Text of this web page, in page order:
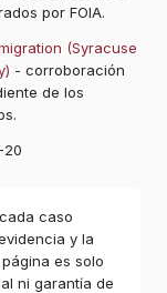
por FOIA.
(Syracuse
- corroboración
de los
20
caso
y la
es solo
ni garantía de